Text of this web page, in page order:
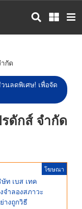
กัด
นลดพิเศษ! เพื่อจัด
ดักส์ จำกัด
โฆษณา
ท เบส เทค
จำลองสภาวะ
างถูกวิธี